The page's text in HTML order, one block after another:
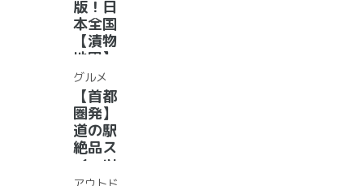
メ・お
土産を
まとめ
てご紹
介！＋
愛犬の
駅
版！日
本全国
【漬物
地図】
付き！
道の駅
で「ご
当地お
漬物」
めぐり
グルメ
【首都
圏発】
道の駅
絶品ス
イーツ
37